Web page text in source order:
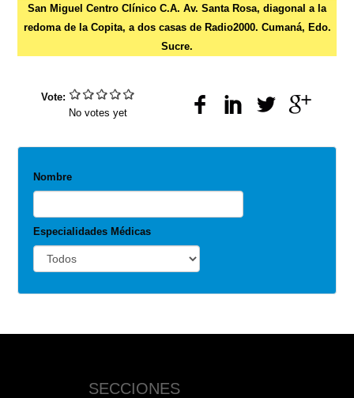
San Miguel Centro Clínico C.A. Av. Santa Rosa, diagonal a la
redoma de la Copita, a dos casas de Radio2000. Cumaná, Edo.
Sucre.
Vote:
No votes yet
Nombre
Especialidades Médicas
SECCIONES